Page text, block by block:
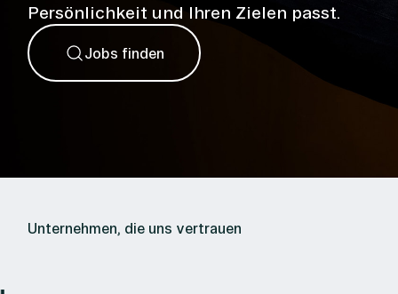
Persönlichkeit und Ihren Zielen passt.
Jobs finden
Unternehmen, die uns vertrauen